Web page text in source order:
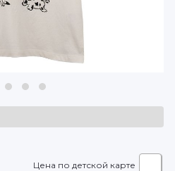
Цена по детской карте